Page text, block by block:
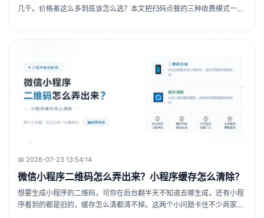
几千。价格差这么多到底该怎么选？本文把扫码点餐的三种收费模式一次
📅 2026-07-23 13:54:14
微信小程序二维码怎么弄出来？小程序缓存怎么清除？
想要生成小程序的二维码，可你在后台翻半天不知道去哪生成，还有小程
序看到的都是旧的，缓存怎么清都清不掉。这两个小问题卡住不少商家，